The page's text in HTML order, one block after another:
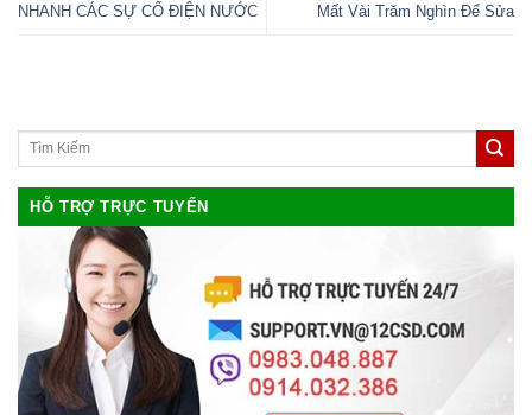
NHANH CÁC SỰ CỐ ĐIỆN NƯỚC
Mất Vài Trăm Nghìn Để Sửa
HỖ TRỢ TRỰC TUYẾN